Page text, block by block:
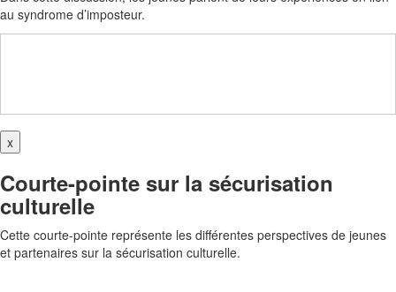
au syndrome d’imposteur.
x
Courte-pointe sur la sécurisation
culturelle
Cette courte-pointe représente les différentes perspectives de jeunes
et partenaires sur la sécurisation culturelle.